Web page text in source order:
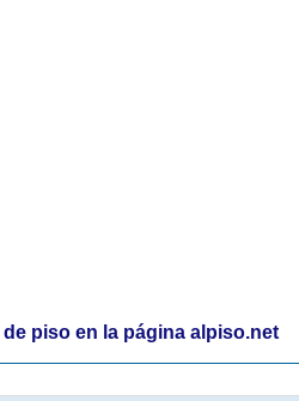
de piso en la página alpiso.net